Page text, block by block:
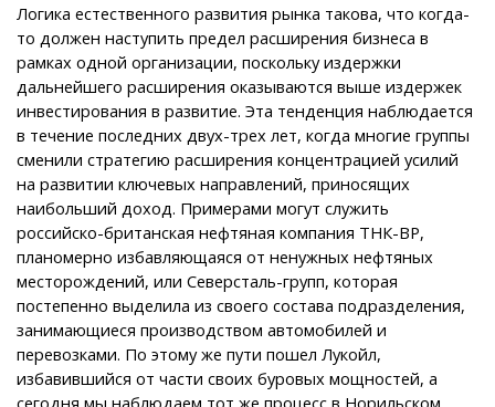
Логика естественного развития рынка такова, что когда-
то должен наступить предел расширения бизнеса в
рамках одной организации, поскольку издержки
дальнейшего расширения оказываются выше издержек
инвестирования в развитие. Эта тенденция наблюдается
в течение последних двух-трех лет, когда многие группы
сменили стратегию расширения концентрацией усилий
на развитии ключевых направлений, приносящих
наибольший доход. Примерами могут служить
российско-британская нефтяная компания ТНК-ВР,
планомерно избавляющаяся от ненужных нефтяных
месторождений, или Северсталь-групп, которая
постепенно выделила из своего состава подразделения,
занимающиеся производством автомобилей и
перевозками. По этому же пути пошел Лукойл,
избавившийся от части своих буровых мощностей, а
сегодня мы наблюдаем тот же процесс в Норильском